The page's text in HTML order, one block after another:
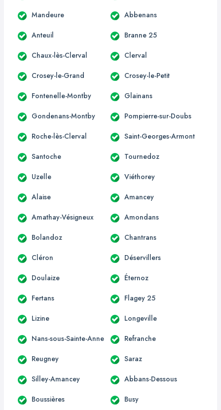
Mandeure Abbenans
Anteuil Branne 25
Chaux-lès-Clerval Clerval
Crosey-le-Grand Crosey-le-Petit
Fontenelle-Montby Glainans
Gondenans-Montby Pompierre-sur-Doubs
Roche-lès-Clerval Saint-Georges-Armont
Santoche Tournedoz
Uzelle Viéthorey
Alaise Amancey
Amathay-Vésigneux Amondans
Bolandoz Chantrans
Cléron Déservillers
Doulaize Éternoz
Fertans Flagey 25
Lizine Longeville
Nans-sous-Sainte-Anne Refranche
Reugney Saraz
Silley-Amancey Abbans-Dessous
Boussières Busy